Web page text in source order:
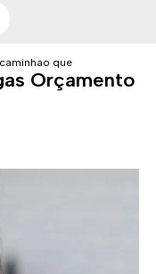
entregas sao paulo
caminhao que faz entregas
Orçamento